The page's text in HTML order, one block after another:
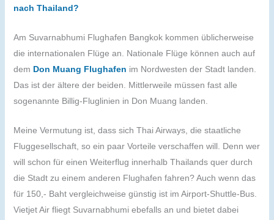
nach Thailand?
Am Suvarnabhumi Flughafen Bangkok kommen üblicherweise
die internationalen Flüge an. Nationale Flüge können auch auf
dem Don Muang Flughafen im Nordwesten der Stadt landen.
Das ist der ältere der beiden. Mittlerweile müssen fast alle
sogenannte Billig-Fluglinien in Don Muang landen.
Meine Vermutung ist, dass sich Thai Airways, die staatliche
Fluggesellschaft, so ein paar Vorteile verschaffen will. Denn wer
will schon für einen Weiterflug innerhalb Thailands quer durch
die Stadt zu einem anderen Flughafen fahren? Auch wenn das
für 150,- Baht vergleichweise günstig ist im Airport-Shuttle-Bus.
Vietjet Air fliegt Suvarnabhumi ebefalls an und bietet dabei